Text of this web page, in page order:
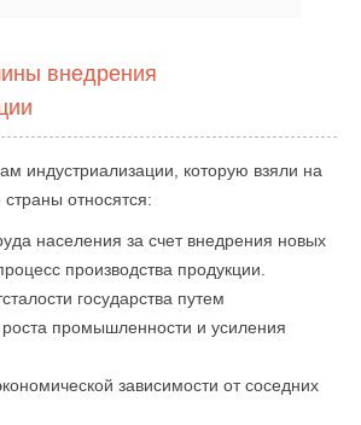
внедрения
индустриализации, которую взяли на
относятся:
населения за счет внедрения новых
производства продукции.
государства путем
промышленности и усиления
зависимости от соседних